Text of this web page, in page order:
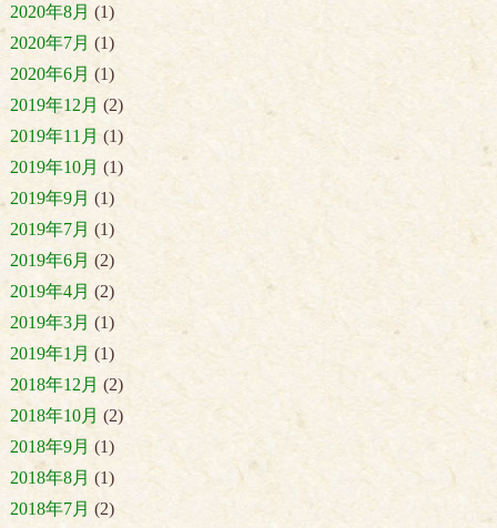
2020年8月 (1)
2020年7月 (1)
2020年6月 (1)
2019年12月 (2)
2019年11月 (1)
2019年10月 (1)
2019年9月 (1)
2019年7月 (1)
2019年6月 (2)
2019年4月 (2)
2019年3月 (1)
2019年1月 (1)
2018年12月 (2)
2018年10月 (2)
2018年9月 (1)
2018年8月 (1)
2018年7月 (2)